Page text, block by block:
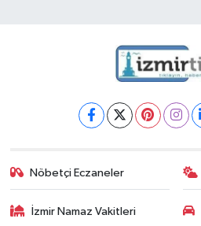
Nöbetçi Eczaneler
İzmir Namaz Vakitleri